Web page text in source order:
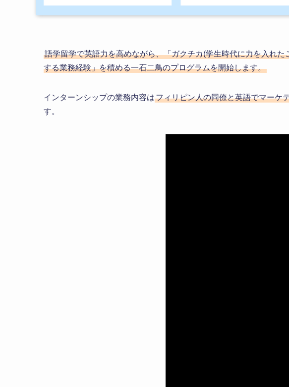
語学留学で英語力を高めながら、「ガクチカ(学生時代に力を入れ
する業務経験」を積める一石二鳥のプログラムを開始します。
インターンシップの業務内容はフィリピン人の同僚と英語でマーケ
す。